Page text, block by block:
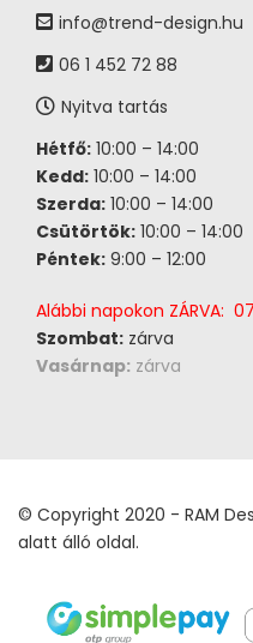
info@trend-design.hu
06 1 452 72 88
Nyitva tartás
Hétfő: 10:00 – 14:00
Kedd: 10:00 – 14:00
Szerda: 10:00 – 14:00
Csütörtök: 10:00 – 14:00
Péntek: 9:00 – 12:00
Alábbi napokon ZÁRVA:
Szombat: zárva
Vasárnap: zárva
© Copyright 2020 - RAM
alatt álló oldal.